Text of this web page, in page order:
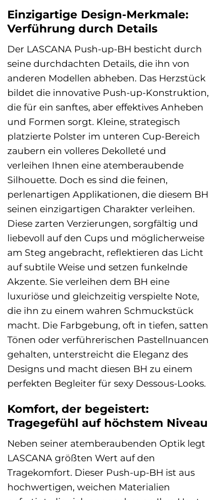
Einzigartige Design-Merkmale:
Verführung durch Details
Der LASCANA Push-up-BH besticht durch
seine durchdachten Details, die ihn von
anderen Modellen abheben. Das Herzstück
bildet die innovative Push-up-Konstruktion,
die für ein sanftes, aber effektives Anheben
und Formen sorgt. Kleine, strategisch
platzierte Polster im unteren Cup-Bereich
zaubern ein volleres Dekolleté und
verleihen Ihnen eine atemberaubende
Silhouette. Doch es sind die feinen,
perlenartigen Applikationen, die diesem BH
seinen einzigartigen Charakter verleihen.
Diese zarten Verzierungen, sorgfältig und
liebevoll auf den Cups und möglicherweise
am Steg angebracht, reflektieren das Licht
auf subtile Weise und setzen funkelnde
Akzente. Sie verleihen dem BH eine
luxuriöse und gleichzeitig verspielte Note,
die ihn zu einem wahren Schmuckstück
macht. Die Farbgebung, oft in tiefen, satten
Tönen oder verführerischen Pastellnuancen
gehalten, unterstreicht die Eleganz des
Designs und macht diesen BH zu einem
perfekten Begleiter für sexy Dessous-Looks.
Komfort, der begeistert:
Tragegefühl auf höchstem Niveau
Neben seiner atemberaubenden Optik legt
LASCANA größten Wert auf den
Tragekomfort. Dieser Push-up-BH ist aus
hochwertigen, weichen Materialien